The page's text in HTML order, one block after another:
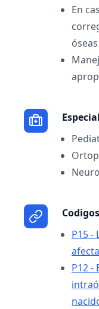
En
óseas
P15 -
P12 -